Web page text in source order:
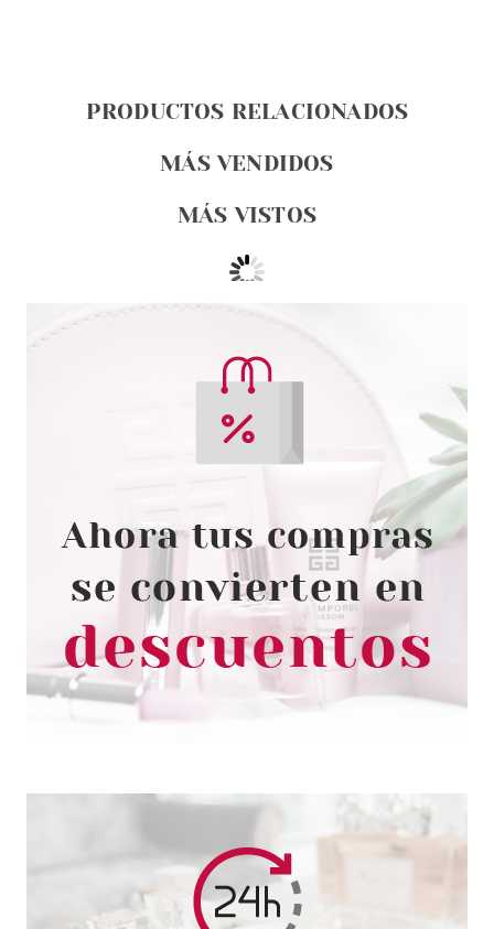
PRODUCTOS RELACIONADOS
MÁS VENDIDOS
MÁS VISTOS
ECOTOOLS
ECOTOOLS MINI BLENDERS
SET
Pvr 7.50€
-23%
desde
5.78€